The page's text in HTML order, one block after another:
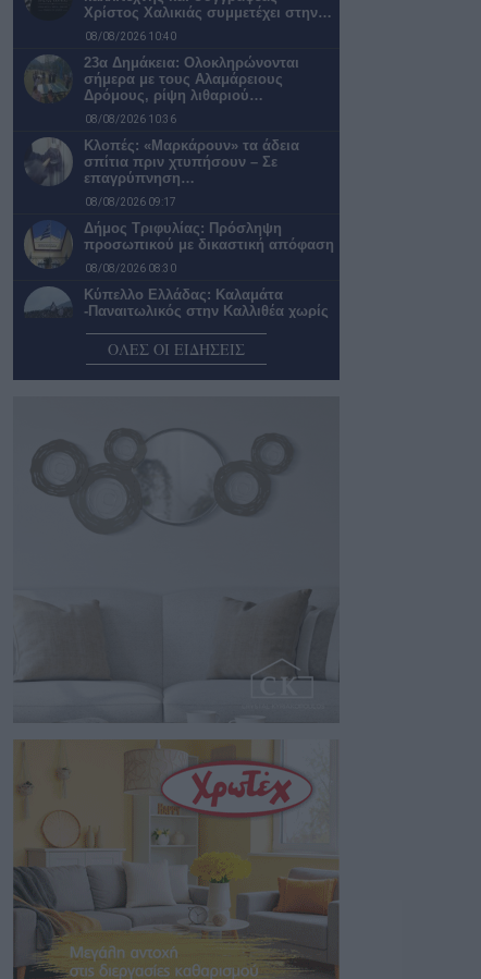
Χρίστος Χαλικιάς συμμετέχει στην…
08/08/2026 10:40
23α Δημάκεια: Ολοκληρώνονται
σήμερα με τους Αλαμάρειους
Δρόμους, ρίψη λιθαριού…
08/08/2026 10:36
Κλοπές: «Μαρκάρουν» τα άδεια
σπίτια πριν χτυπήσουν – Σε
επαγρύπνηση…
08/08/2026 09:17
Δήμος Τριφυλίας: Πρόσληψη
προσωπικού με δικαστική απόφαση
08/08/2026 08:30
Κύπελλο Ελλάδας: Καλαμάτα
-Παναιτωλικός στην Καλλιθέα χωρίς
08/08/2026 08:15
Ο καιρός σήμερα Σάββατο στην
Νέα πρόσκληση για έργα ύδρευσης
και άρδευσης στην Πελοπόννησο
07/08/2026 22:02
ΟΛΕΣ ΟΙ ΕΙΔΗΣΕΙΣ